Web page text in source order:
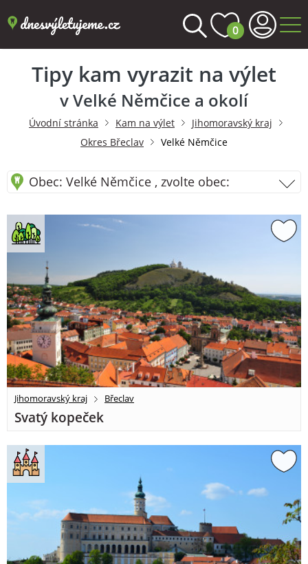
0
Tipy kam vyrazit na výlet
v Velké Němčice a okolí
Úvodní stránka Kam na výlet
Jihomoravský kraj
Okres Břeclav
Velké Němčice
Obec: Velké Němčice , zvolte obec:
Jihomoravský kraj Břeclav
Svatý kopeček